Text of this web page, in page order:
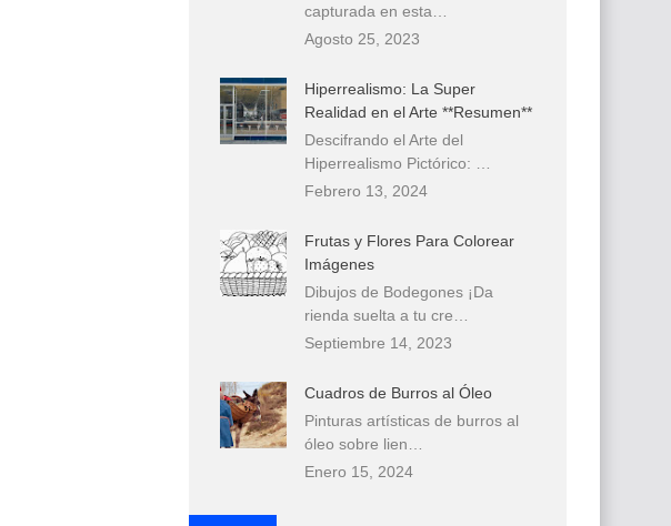
capturada en esta…
Agosto 25, 2023
Hiperrealismo: La Super
Realidad en el Arte **Resumen**
Descifrando el Arte del
Hiperrealismo Pictórico: …
Febrero 13, 2024
Frutas y Flores Para Colorear
Imágenes
Dibujos de Bodegones ¡Da
rienda suelta a tu cre…
Septiembre 14, 2023
Cuadros de Burros al Óleo
Pinturas artísticas de burros al
óleo sobre lien…
Enero 15, 2024